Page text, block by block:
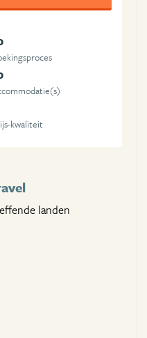
kwaliteit
landen